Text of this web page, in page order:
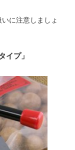
に注意しましょ
イプ」